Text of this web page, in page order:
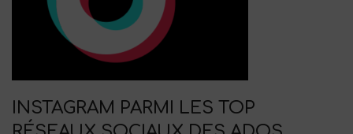
INSTAGRAM PARMI LES TOP